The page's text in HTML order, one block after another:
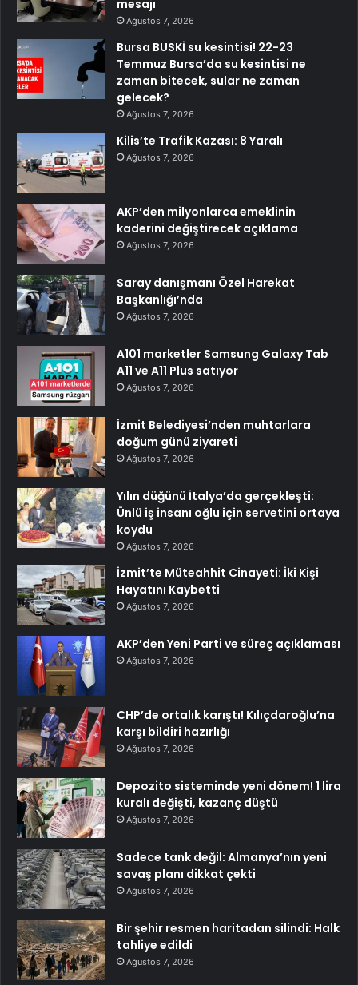
mesajı
Ağustos 7, 2026
Bursa BUSKİ su kesintisi! 22-23
Temmuz Bursa’da su kesintisi ne
zaman bitecek, sular ne zaman
gelecek?
Ağustos 7, 2026
Kilis’te Trafik Kazası: 8 Yaralı
Ağustos 7, 2026
AKP’den milyonlarca emeklinin
kaderini değiştirecek açıklama
Ağustos 7, 2026
Saray danışmanı Özel Harekat
Başkanlığı’nda
Ağustos 7, 2026
A101 marketler Samsung Galaxy Tab
A11 ve A11 Plus satıyor
Ağustos 7, 2026
İzmit Belediyesi’nden muhtarlara
doğum günü ziyareti
Ağustos 7, 2026
Yılın düğünü İtalya’da gerçekleşti:
Ünlü iş insanı oğlu için servetini ortaya
koydu
Ağustos 7, 2026
İzmit’te Müteahhit Cinayeti: İki Kişi
Hayatını Kaybetti
Ağustos 7, 2026
AKP’den Yeni Parti ve süreç açıklaması
Ağustos 7, 2026
CHP’de ortalık karıştı! Kılıçdaroğlu’na
karşı bildiri hazırlığı
Ağustos 7, 2026
Depozito sisteminde yeni dönem! 1 lira
kuralı değişti, kazanç düştü
Ağustos 7, 2026
Sadece tank değil: Almanya’nın yeni
savaş planı dikkat çekti
Ağustos 7, 2026
Bir şehir resmen haritadan silindi: Halk
tahliye edildi
Ağustos 7, 2026